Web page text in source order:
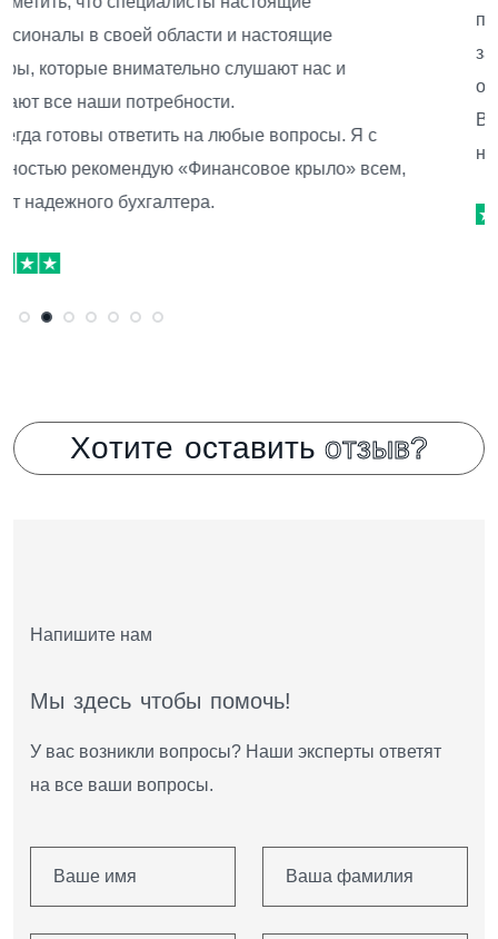
Всем рекомендую финансовое крыло, если вам нужны
надежные и профессиональные финансовые решения!
Хотите оставить отзыв?
Напишите нам
Мы здесь чтобы помочь!
У вас возникли вопросы? Наши эксперты ответят
на все ваши вопросы.